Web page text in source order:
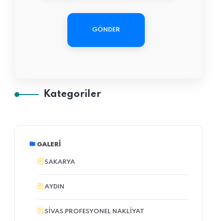
GÖNDER
Kategoriler
GALERI
SAKARYA
AYDIN
SIVAS PROFESYONEL NAKLIYAT